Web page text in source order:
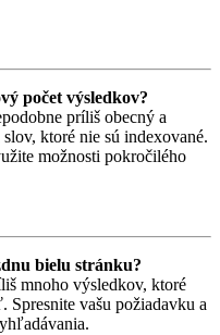
počet výsledkov?
príliš obecný a
ktoré nie sú indexované.
možnosti pokročilého
bielu stránku?
mnoho výsledkov, ktoré
Spresnite vašu požiadavku a